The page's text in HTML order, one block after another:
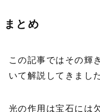
まとめ
この記事ではその輝
いて解説してきまし
光の作用は宝石には